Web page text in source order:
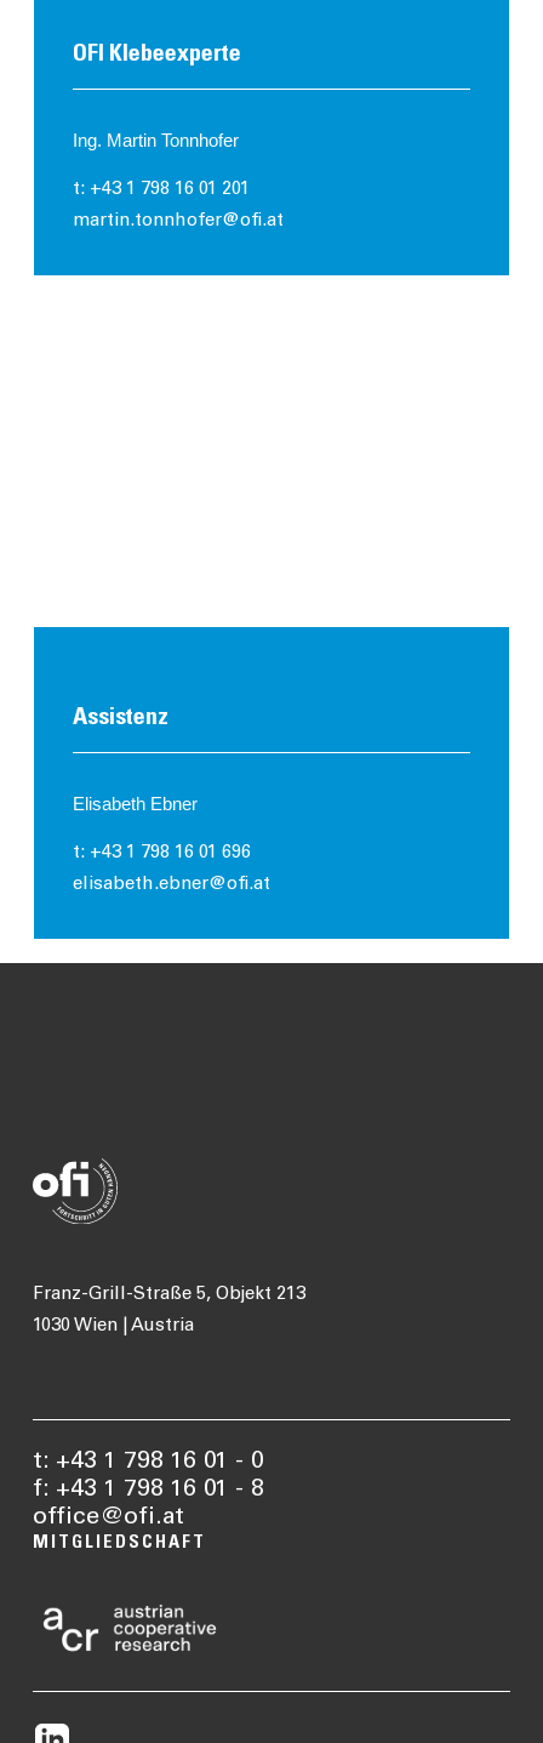
OFI Klebeexperte
Ing. Martin Tonnhofer
t: +43 1 798 16 01 201
martin.tonnhofer@ofi.at
Assistenz
Elisabeth Ebner
t: +43 1 798 16 01 696
elisabeth.ebner@ofi.at
Franz-Grill-Straße 5, Objekt 213
1030 Wien | Austria
t: +43 1 798 16 01 - 0
f: +43 1 798 16 01 - 8
office@ofi.at
MITGLIEDSCHAFT